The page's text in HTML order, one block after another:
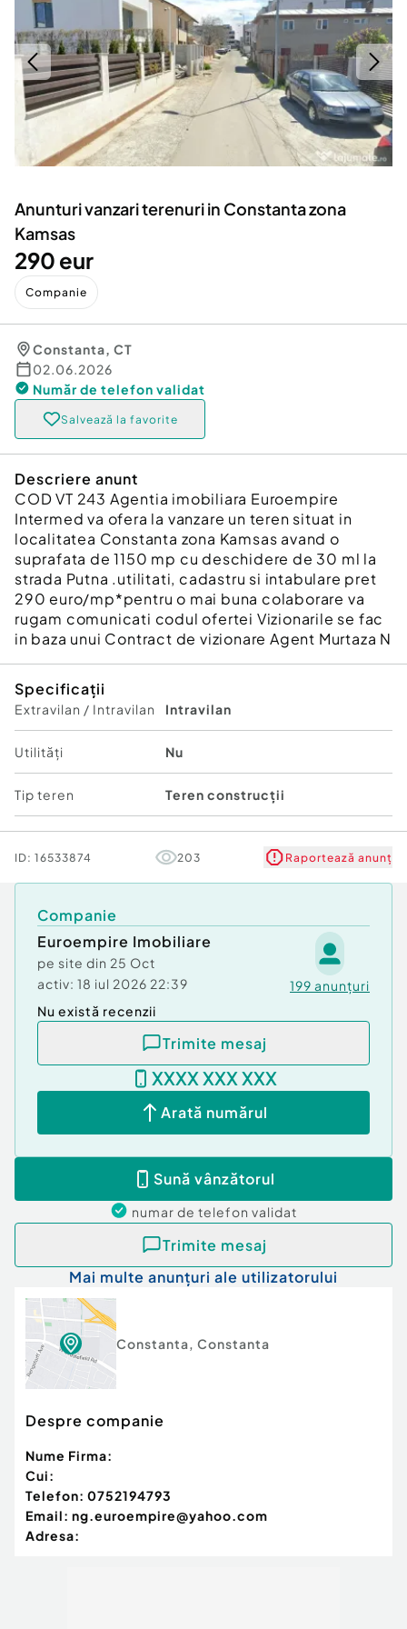
Servicii
Animale de companie
Afaceri și echipamente profesionale
Inchiriere Bunuri si Vehicule
Utilaje agricole si industriale
Piese auto si accesorii
Dacia Duster
Anunturi vanzari terenuri in Constanta zona
Kamsas
290 eur
Companie
Constanta, CT
02.06.2026
Număr de telefon validat
Salvează la favorite
Descriere anunt
COD VT 243 Agentia imobiliara Euroempire
Intermed va ofera la vanzare un teren situat in
localitatea Constanta zona Kamsas avand o
suprafata de 1150 mp cu deschidere de 30 ml la
strada Putna .utilitati, cadastru si intabulare pret
290 euro/mp*pentru o mai buna colaborare va
rugam comunicati codul ofertei Vizionarile se fac
in baza unui Contract de vizionare Agent Murtaza N
Specificații
Extravilan / Intravilan Intravilan
Utilități Nu
Tip teren Teren construcții
ID: 16533874 203 Raportează anunț
Companie
Euroempire Imobiliare
pe site din 25 Oct
activ: 18 iul 2026 22:39 199 anunțuri
Nu există recenzii
Trimite mesaj
XXXX XXX XXX
Arată numărul
Sună vânzătorul
numar de telefon validat
Trimite mesaj
Mai multe anunțuri ale utilizatorului
Constanta, Constanta
Despre companie
Nume Firma:
Cui:
Telefon: 0752194793
Email: ng.euroempire@yahoo.com
Adresa: